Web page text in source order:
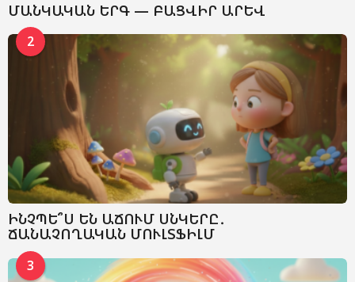
ՄԱՆԿԱԿԱՆ ԵՐԳ — ԲԱՑՎԻՐ ԱՐԵՎ
2
ԻՆՉՊԵ՞Ս ԵՆ ԱՃՈՒՄ ՍՆԿԵՐԸ․
ՃԱՆԱՉՈՂԱԿԱՆ ՄՈՒԼՏՖԻԼՄ
3